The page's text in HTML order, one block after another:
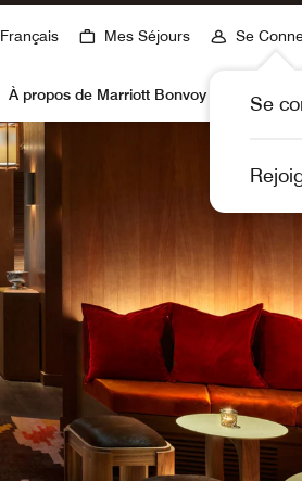
Français Mes Séjours Se
Se
À propos de Marriott Bonvoy